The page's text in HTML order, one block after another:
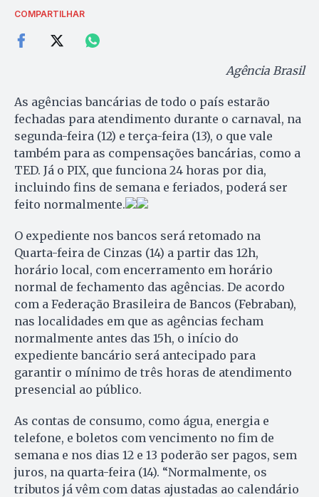
COMPARTILHAR
Agência Brasil
As agências bancárias de todo o país estarão
fechadas para atendimento durante o carnaval, na
segunda-feira (12) e terça-feira (13), o que vale
também para as compensações bancárias, como a
TED. Já o PIX, que funciona 24 horas por dia,
incluindo fins de semana e feriados, poderá ser
feito normalmente.
O expediente nos bancos será retomado na
Quarta-feira de Cinzas (14) a partir das 12h,
horário local, com encerramento em horário
normal de fechamento das agências. De acordo
com a Federação Brasileira de Bancos (Febraban),
nas localidades em que as agências fecham
normalmente antes das 15h, o início do
expediente bancário será antecipado para
garantir o mínimo de três horas de atendimento
presencial ao público.
As contas de consumo, como água, energia e
telefone, e boletos com vencimento no fim de
semana e nos dias 12 e 13 poderão ser pagos, sem
juros, na quarta-feira (14). “Normalmente, os
tributos já vêm com datas ajustadas ao calendário